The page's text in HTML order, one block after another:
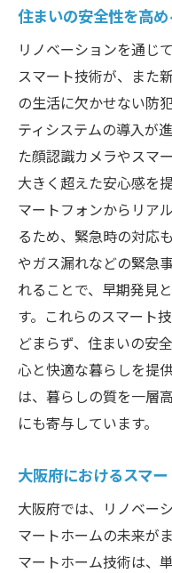
住まいの安全性を高
リノベーションを通じ
スマート技術が、また
の生活に欠かせない防
ティシステムの導入が
た顔認識カメラやスマ
大きく超えた安心感を
マートフォンからリア
るため、緊急時の対応
やガス漏れなどの緊急
れることで、早期発見
す。これらのスマート
どまらず、住まいの安
心と快適な暮らしを提
は、暮らしの質を一層
にも寄与しています。
大阪府におけるスマ
大阪府では、リノベー
マートホームの未来が
マートホーム技術は、